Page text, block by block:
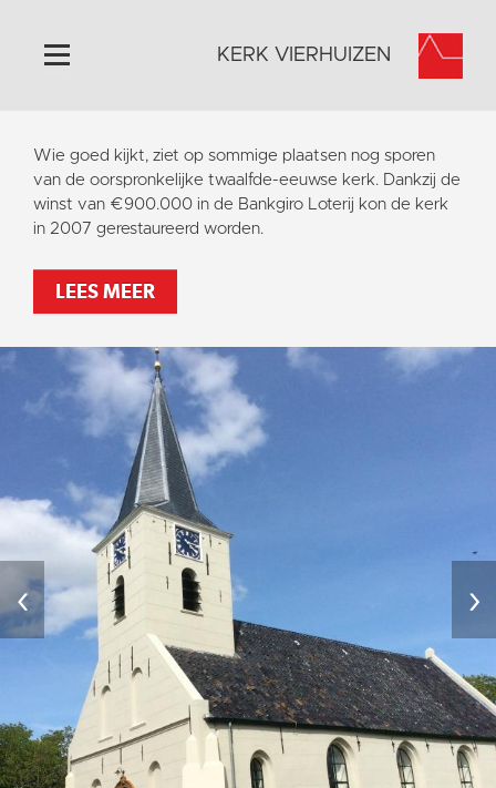
Home
Algemeen
Historie
Activiteiten
Contact
Vaktaal
KERK VIERHUIZEN
Wie goed kijkt, ziet op sommige plaatsen nog sporen
van de oorspronkelijke twaalfde-eeuwse kerk. Dankzij de
winst van €900.000 in de Bankgiro Loterij kon de kerk
in 2007 gerestaureerd worden.
LEES MEER
‹ ›